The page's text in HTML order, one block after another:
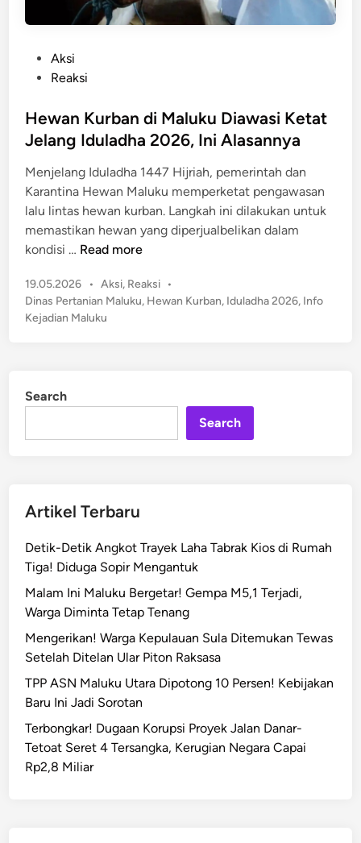
t
e
i
n
Aksi
Reaksi
Hewan Kurban di Maluku Diawasi Ketat
Jelang Iduladha 2026, Ini Alasannya
Menjelang Iduladha 1447 Hijriah, pemerintah dan
Karantina Hewan Maluku memperketat pengawasan
lalu lintas hewan kurban. Langkah ini dilakukan untuk
memastikan hewan yang diperjualbelikan dalam
kondisi … H
w
a
n
b
n
a
u
k
u
D
i
a
w
s
i
K
e
Read more
19.05.2026 • P
o
s
Aksi, Reaksi •
Dinas Pertanian Maluku, Hewan Kurban, Iduladha 2026, Info
Kejadian Maluku
Search
Search
Artikel Terbaru
Detik-Detik Angkot Trayek Laha Tabrak Kios di Rumah
Tiga! Diduga Sopir Mengantuk
Malam Ini Maluku Bergetar! Gempa M5,1 Terjadi,
Warga Diminta Tetap Tenang
Mengerikan! Warga Kepulauan Sula Ditemukan Tewas
Setelah Ditelan Ular Piton Raksasa
TPP ASN Maluku Utara Dipotong 10 Persen! Kebijakan
Baru Ini Jadi Sorotan
Terbongkar! Dugaan Korupsi Proyek Jalan Danar-
Tetoat Seret 4 Tersangka, Kerugian Negara Capai
Rp2,8 Miliar